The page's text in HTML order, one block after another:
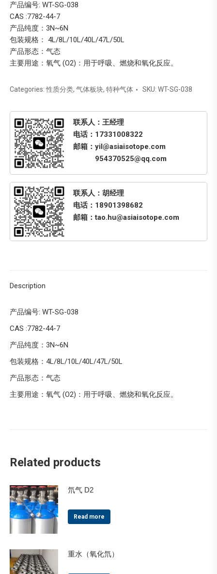
产品编号: WT-SG-038
CAS :7782-44-7
产品纯度：3N~6N
包装规格： 4L/8L/10L/40L/47L/50L
产品形态：气态
主要用途：氧气 (O2)：用于呼吸、燃烧和氧化反应。
Categories:性质分类, 气体板块, 特种气体 SKU: WT-SG-038
联系人：王经理
电话：17331008322
邮箱：yil@asiaisotope.com
954370525@qq.com
联系人：胡经理
电话：18901398682
邮箱：tao.hu@asiaisotope.com
Description
产品编号: WT-SG-038
CAS :7782-44-7
产品纯度：3N~6N
包装规格：4L/8L/10L/40L/47L/50L
产品形态：气态
主要用途：氧气 (O2)：用于呼吸、燃烧和氧化反应。
Related products
氘气 D2
Read more
重水（氧化氘）